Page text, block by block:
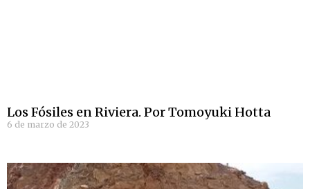
Los Fósiles en Riviera. Por Tomoyuki Hotta
6 de marzo de 2023